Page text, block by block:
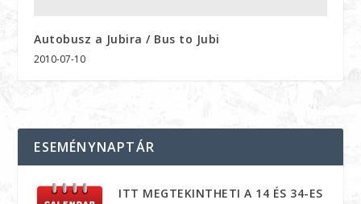
Autobusz a Jubira / Bus to Jubi
2010-07-10
ESEMÉNYNAPTÁR
ITT MEGTEKINTHETI A 14 ÉS 34-ES